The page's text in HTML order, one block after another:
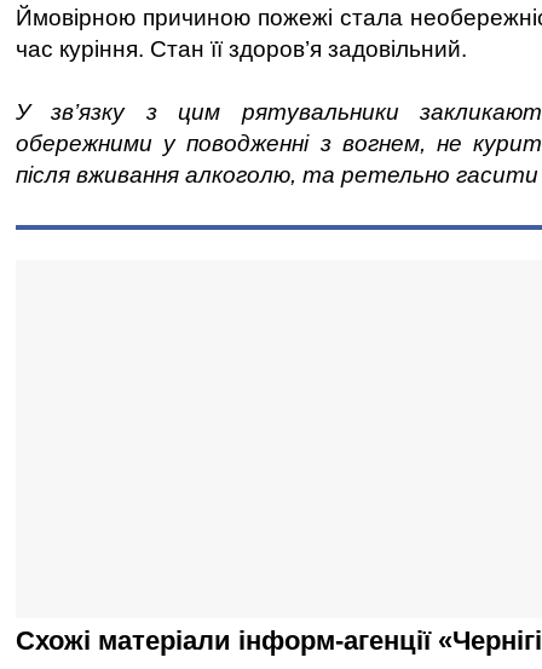
Ймовірною причиною пожежі стала
час куріння. Стан її здоров’я задовільний.
У зв’язку з цим рятувальники
обережними у поводженні з вогнем, не
після вживання алкоголю, та ретельно гасити
Схожі матеріали інформ-агенції